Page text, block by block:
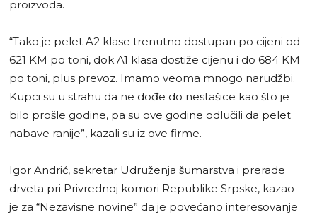
proizvoda.
“Tako je pelet A2 klase trenutno dostupan po cijeni od
621 KM po toni, dok A1 klasa dostiže cijenu i do 684 KM
po toni, plus prevoz. Imamo veoma mnogo narudžbi.
Kupci su u strahu da ne dođe do nestašice kao što je
bilo prošle godine, pa su ove godine odlučili da pelet
nabave ranije”, kazali su iz ove firme.
Igor Andrić, sekretar Udruženja šumarstva i prerade
drveta pri Privrednoj komori Republike Srpske, kazao
je za “Nezavisne novine” da je povećano interesovanje